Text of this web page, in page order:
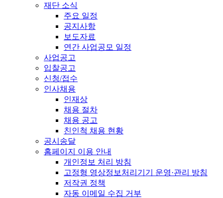
재단 소식
주요 일정
공지사항
보도자료
연간 사업공모 일정
사업공고
입찰공고
신청/접수
인사채용
인재상
채용 절차
채용 공고
친인척 채용 현황
공시송달
홈페이지 이용 안내
개인정보 처리 방침
고정형 영상정보처리기기 운영·관리 방침
저작권 정책
자동 이메일 수집 거부